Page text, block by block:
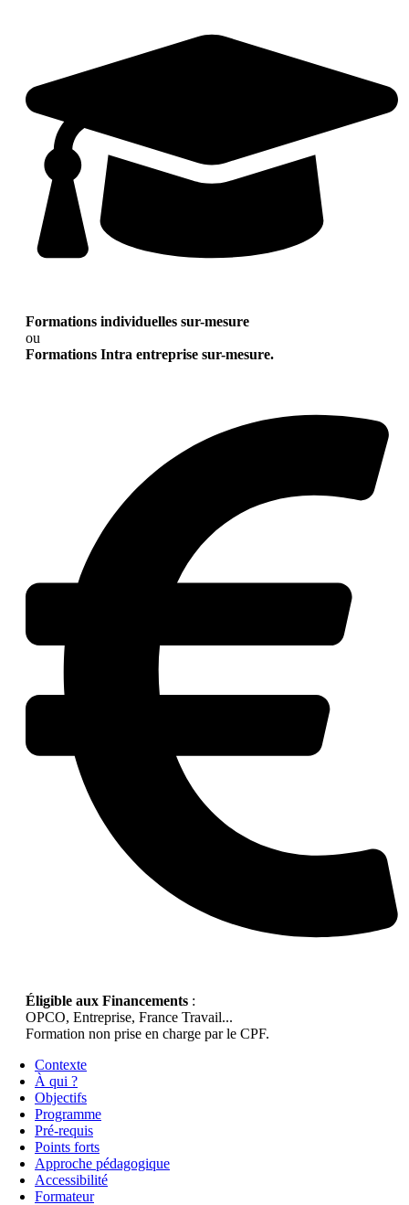
Formations individuelles sur-mesure
ou
Formations Intra entreprise sur-mesure.
Éligible aux Financements :
OPCO, Entreprise, France Travail...
Formation non prise en charge par le CPF.
Contexte
À qui ?
Objectifs
Programme
Pré-requis
Points forts
Approche pédagogique
Accessibilité
Formateur